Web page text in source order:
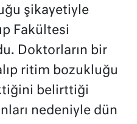
şikayetiyle
Fakültesi
Doktorların bir
ritim bozukluğu
belirttiği
nedeniyle dün